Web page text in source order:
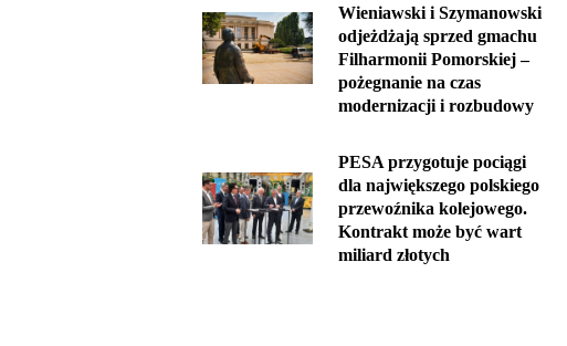
Wieniawski i Szymanowski
odjeżdżają sprzed gmachu
Filharmonii Pomorskiej –
pożegnanie na czas
modernizacji i rozbudowy
PESA przygotuje pociągi
dla największego polskiego
przewoźnika kolejowego.
Kontrakt może być wart
miliard złotych